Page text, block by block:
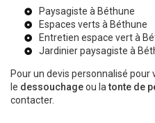
Paysagiste à Béthune
Espaces verts à Béthune
Entretien espace vert à
Jardinier paysagiste à
Pour un devis personnalisé
le dessouchageou latonte de
contacter.